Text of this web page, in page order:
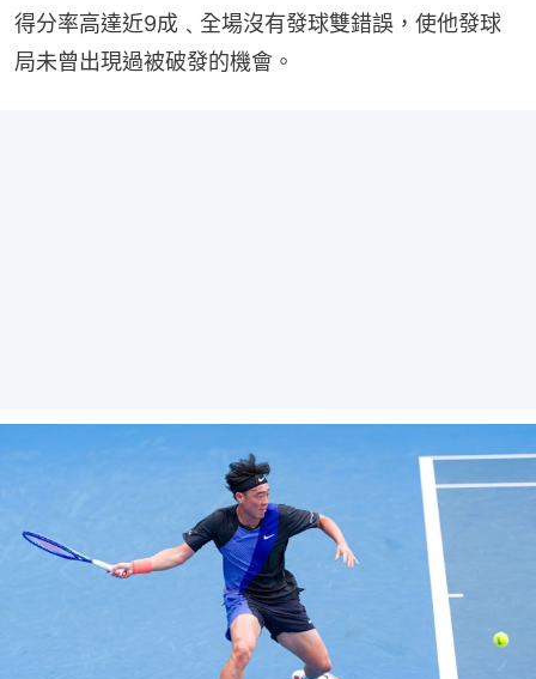
得分率高達近9成﹑全場沒有發球雙錯誤，使他發球
局未曾出現過被破發的機會。